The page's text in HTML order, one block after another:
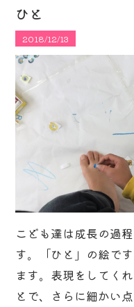
ひと
2018/12/13
こども達は成長の過
す。「ひと」の絵で
ます。表現をしてく
とで、さらに細かい